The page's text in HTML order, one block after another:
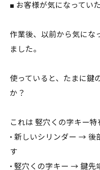
■ お客様が気になってい
作業後、以前から気にな
ました。
使っていると、たまに鍵
か？
これは 竪穴くの字キー特
• 新しいシリンダー → 後
す
• 竪穴くの字キー → 鍵先